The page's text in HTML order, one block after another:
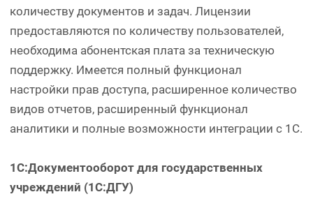
количеству документов и задач. Лицензии
предоставляются по количеству пользователей,
необходима абонентская плата за техническую
поддержку. Имеется полный функционал
настройки прав доступа, расширенное количество
видов отчетов, расширенный функционал
аналитики и полные возможности интеграции с 1С.
1С:Документооборот для государственных
учреждений (1С:ДГУ)